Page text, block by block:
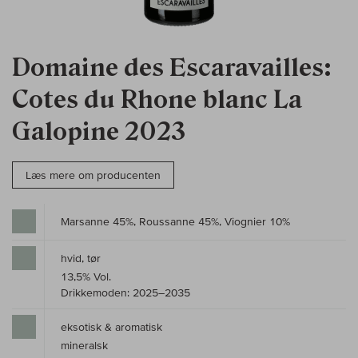
Domaine des Escaravailles:
Cotes du Rhone blanc La
Galopine 2023
Læs mere om producenten
Marsanne 45%, Roussanne 45%, Viognier 10%
hvid, tør
13,5% Vol.
Drikkemoden: 2025–2035
eksotisk & aromatisk
mineralsk